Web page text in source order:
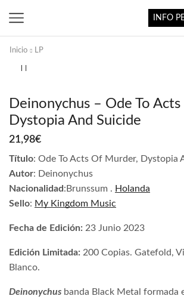
INFO
Inicio LP
Deinonychus – Ode To
Dystopia And Suicide
21,98€
Título: Ode To Acts Of Murder, Dystopia
Autor: Deinonychus
Nacionalidad:Brunssum . Holanda
Sello: My Kingdom Music
Fecha de Edición: 23 Junio 2023
Edición Limitada: 200 Copias. Gatefold,
Blanco.
Deinonychus banda Black Metal formada